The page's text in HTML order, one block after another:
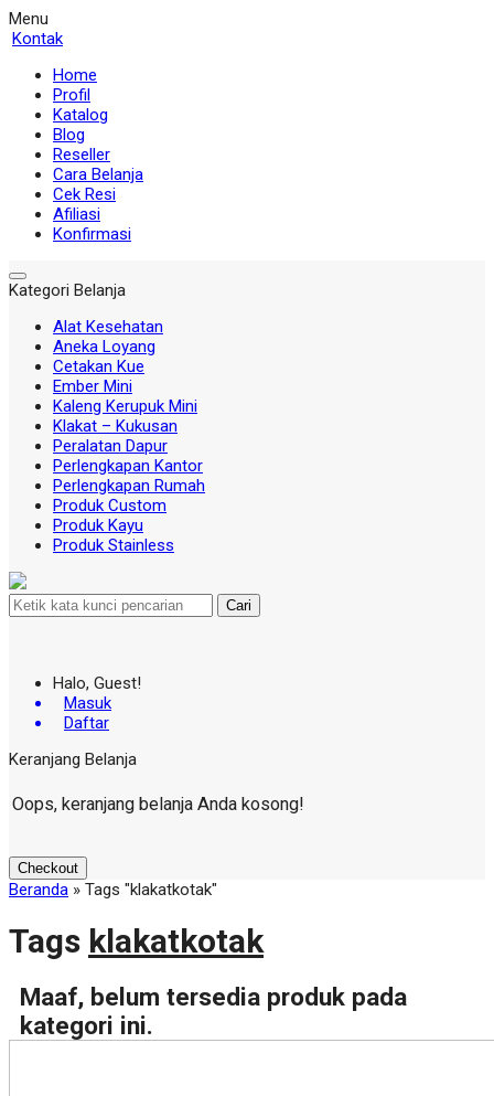
Menu
Kontak
Home
Profil
Katalog
Blog
Reseller
Cara Belanja
Cek Resi
Afiliasi
Konfirmasi
Kategori Belanja
Alat Kesehatan
Aneka Loyang
Cetakan Kue
Ember Mini
Kaleng Kerupuk Mini
Klakat – Kukusan
Peralatan Dapur
Perlengkapan Kantor
Perlengkapan Rumah
Produk Custom
Produk Kayu
Produk Stainless
Cari
Halo, Guest!
Masuk
Daftar
Keranjang Belanja
Oops, keranjang belanja Anda kosong!
Checkout
Beranda » Tags "klakatkotak"
Tags klakatkotak
Maaf, belum tersedia produk pada
kategori ini.